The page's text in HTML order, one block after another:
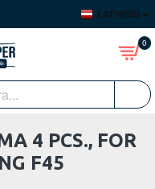
LATVIEŠU
0
4 PCS., FOR
F45